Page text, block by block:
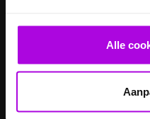
Alle
verwachten?
Je konijn laten
castreren
Je konijnen
vaccineren